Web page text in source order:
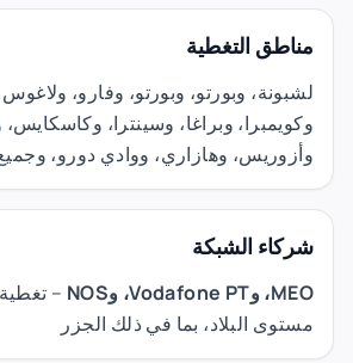
مناطق التغطية
لشبونة، وبورتو، وبورتو، وفارو،
وكويمبرا، وبراغا، وسينترا، وكاسكايس،
وأزوريس، وهازاري، ووادي دورو، وجميع
شركاء الشبكة
MEO، وVodafone PT، وNOS
مستوى البلاد، بما في ذلك الجزر